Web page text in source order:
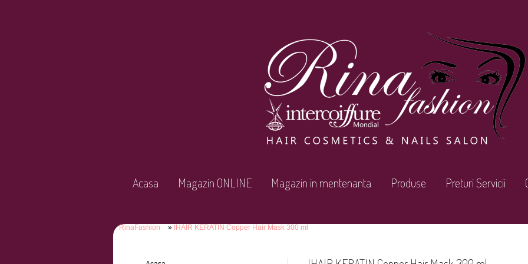
Acasa Magazin ONLINE Magazin in mentenanta Produse Preturi Servicii
RinaFashion IHAIR KERATIN Copper Hair Mask 300 ml